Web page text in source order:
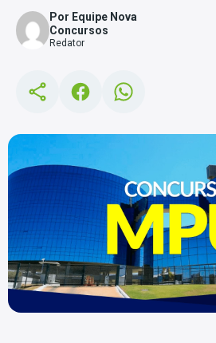
Por Equipe Nova
Concursos
Redator